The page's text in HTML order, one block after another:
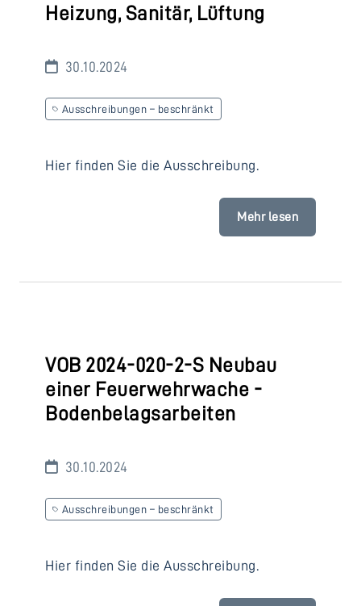
Heizung, Sanitär, Lüftung
30.10.2024
Ausschreibungen – beschränkt
Hier finden Sie die Ausschreibung.
Mehr lesen
VOB 2024-020-2-S Neubau
einer Feuerwehrwache -
Bodenbelagsarbeiten
30.10.2024
Ausschreibungen – beschränkt
Hier finden Sie die Ausschreibung.